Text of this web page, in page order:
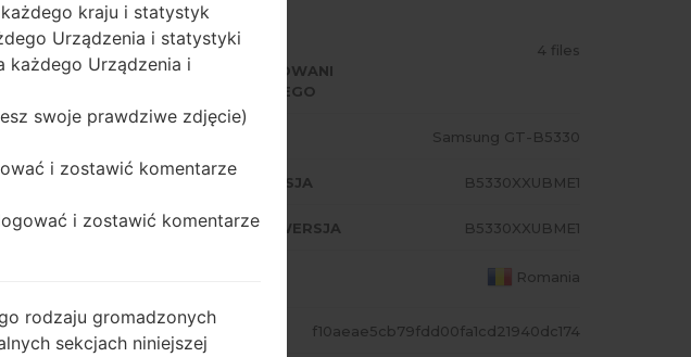
43_nt0e6h0b3j
RODZAJ
OPROGRAMOWANI
A UKŁADOWEGO
4 files
Samsung GT-B5330
Jelly Bean 4.1.2 PDA/AP WERSJA B5330XXUBME1
B5330OXXBME1 MODEM/CP WERSJA B5330XXUBME1
Romania
Cosmote HASH f10aeae5cb79fdd00fa1cd21940dc174
kraju i statystyk
Urządzenia i statystyki
każdego Urządzenia i
swoje prawdziwe zdjęcie)
i zostawić komentarze
i zostawić komentarze
rodzaju gromadzonych
sekcjach niniejszej